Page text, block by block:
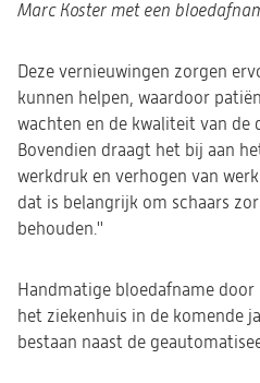
Marc Koster met een
Deze vernieuwingen zorgen
kunnen helpen, waardoor
wachten en de kwaliteit van de
Bovendien draagt het bij aan
werkdruk en verhogen van
dat is belangrijk om schaars
behouden.''
Handmatige bloedafname
het ziekenhuis in de komende
bestaan naast de